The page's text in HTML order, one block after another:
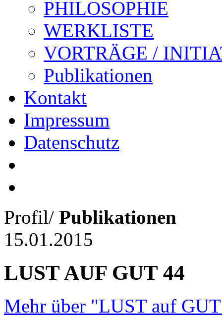
PHILOSOPHIE
WERKLISTE
VORTRÄGE /
Publikationen
Kontakt
Impressum
Datenschutz
Profil/ Publikationen
15.01.2015
LUST AUF GUT 44
Mehr über "LUST auf